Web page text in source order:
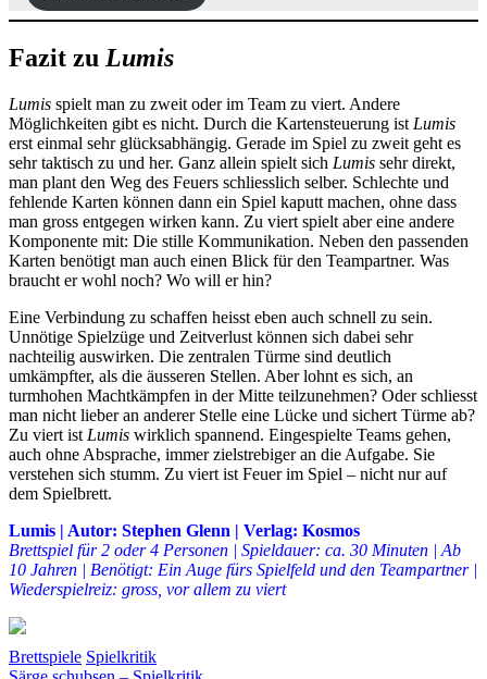
Fazit zu Lumis
Lumis spielt man zu zweit oder im Team zu viert. Andere
Möglichkeiten gibt es nicht. Durch die Kartensteuerung ist Lumis
erst einmal sehr glücksabhängig. Gerade im Spiel zu zweit geht es
sehr taktisch zu und her. Ganz allein spielt sich Lumis sehr direkt,
man plant den Weg des Feuers schliesslich selber. Schlechte und
fehlende Karten können dann ein Spiel kaputt machen, ohne dass
man gross entgegen wirken kann. Zu viert spielt aber eine andere
Komponente mit: Die stille Kommunikation. Neben den passenden
Karten benötigt man auch einen Blick für den Teampartner. Was
braucht er wohl noch? Wo will er hin?
Eine Verbindung zu schaffen heisst eben auch schnell zu sein.
Unnötige Spielzüge und Zeitverlust können sich dabei sehr
nachteilig auswirken. Die zentralen Türme sind deutlich
umkämpfter, als die äusseren Stellen. Aber lohnt es sich, an
turmhohen Machtkämpfen in der Mitte teilzunehmen? Oder schliesst
man nicht lieber an anderer Stelle eine Lücke und sichert Türme ab?
Zu viert ist Lumis wirklich spannend. Eingespielte Teams gehen,
auch ohne Absprache, immer zielstrebiger an die Aufgabe. Sie
verstehen sich stumm. Zu viert ist Feuer im Spiel – nicht nur auf
dem Spielbrett.
Lumis | Autor: Stephen Glenn | Verlag: Kosmos
Brettspiel für 2 oder 4 Personen | Spieldauer: ca. 30 Minuten | Ab
10 Jahren | Benötigt: Ein Auge fürs Spielfeld und den Teampartner |
Wiederspielreiz: gross, vor allem zu viert
Brettspiele Spielkritik
Vorheriger